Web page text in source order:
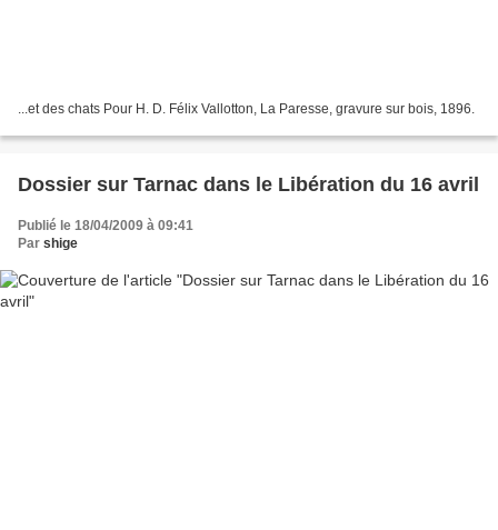
...et des chats Pour H. D. Félix Vallotton, La Paresse, gravure sur bois, 1896.
Dossier sur Tarnac dans le Libération du 16 avril
Publié le 18/04/2009 à 09:41
Par shige